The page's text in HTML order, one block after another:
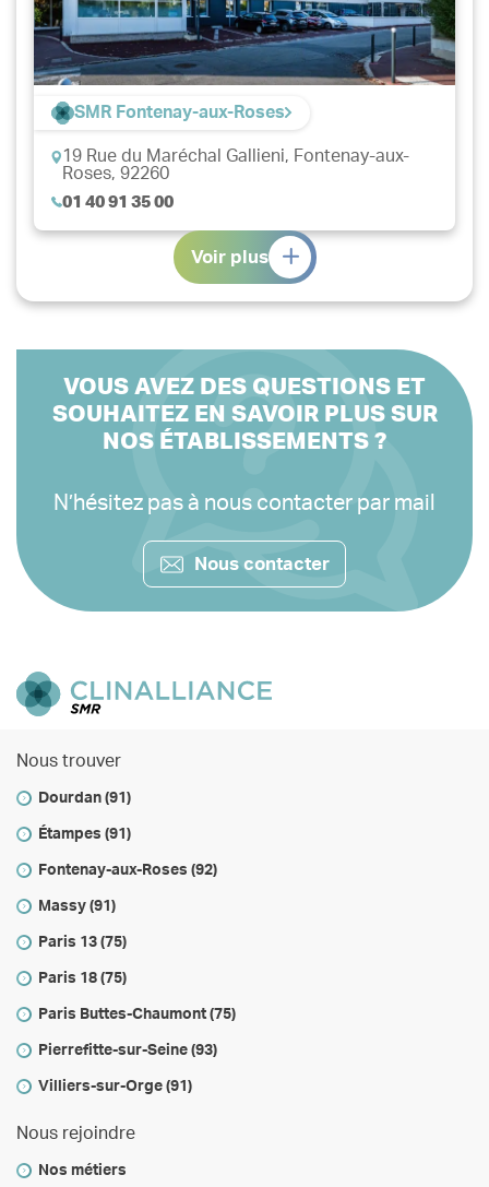
SMR Fontenay-aux-Roses
19 Rue du Maréchal Gallieni, Fontenay-aux-
Roses, 92260
01 40 91 35 00
Voir plus
VOUS AVEZ DES QUESTIONS ET
SOUHAITEZ EN SAVOIR PLUS SUR
NOS ÉTABLISSEMENTS ?
N’hésitez pas à nous contacter par mail
Nous contacter
Nous trouver
Dourdan (91)
Étampes (91)
Fontenay-aux-Roses (92)
Massy (91)
Paris 13 (75)
Paris 18 (75)
Paris Buttes-Chaumont (75)
Pierrefitte-sur-Seine (93)
Villiers-sur-Orge (91)
Nous rejoindre
Nos métiers